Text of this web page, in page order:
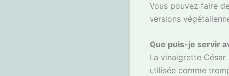
Vous pouvez faire
versions
Que puis-je servir
La vinaigrette César
utilisée comme